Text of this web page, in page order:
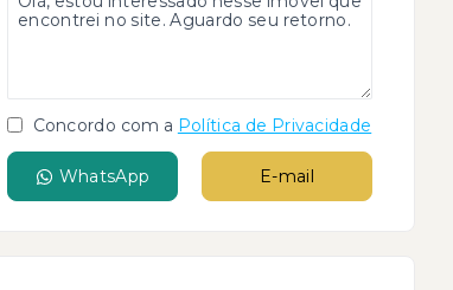
Concordo com a Política de Privacidade
WhatsApp E-mail